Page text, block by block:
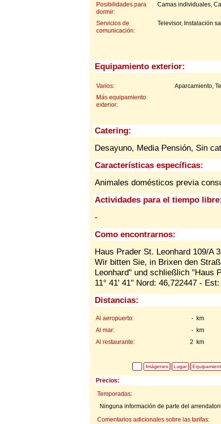
Posibilidades para
dormir:
Camas individuales,
Servicios de
comunicación:
Televisor, Instalación
Equipamiento exterior:
Varios:
Aparcamiento,
Más equipamiento
exterior:
Catering:
Desayuno, Media Pensión, Sin
Características específicas:
Animales domésticos previa
Actividades para el tiempo
-
Como encontrarnos:
Haus Prader St. Leonhard 109/A
Wir bitten Sie, in Brixen den
Leonhard" und schließlich "Haus
11° 41' 41'' Nord: 46,722447 -
Distancias:
- km
Al aeropuerto:
- km
Al mar:
2 km
Al restaurante:
Imágenes Lugar
Precios:
Temporadas:
Ninguna información de parte del
Comentarios adicionales sobre las tarifas: